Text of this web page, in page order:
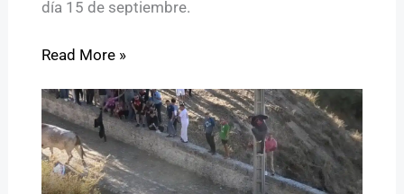
día 15 de septiembre.
Read More »